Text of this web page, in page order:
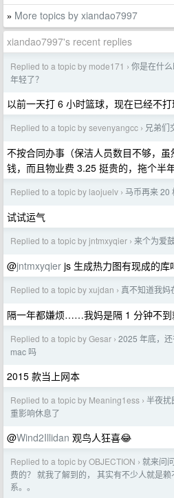
» More topics by xiandao7997
xiandao7997's recent replies
Replied to a topic by mode171 › 你是在什
年轻了？
以前一天打 6 小时篮球，现在已经不打
Replied to a topic by sevenyangcc › 兄弟们
不按合同办事（保洁人员数目不够，
钱，而且物业费 3.25 挺贵的，拖个半
Replied to a topic by laojuelv › 马币再来 20
试试运气
Replied to a topic by jntmxyqier › 来个为爱
@jntmxyqier js 生成热力图有现成的库
Replied to a topic by xujdan › 真不知道我妈
隔一年都嫌烦……我妈是隔 1 分钟不
Replied to a topic by Gesar › 2025 年底，
mac 吗
2015 款当上网本
Replied to a topic by Meaning1ess › 半夜扰
重影响休息了
@Wind2Illidan 观鸟人狂喜😂
Replied to a topic by OBJECTION › 就来问
费的？ 就我了解到的， 其实有不少人就是
系。。